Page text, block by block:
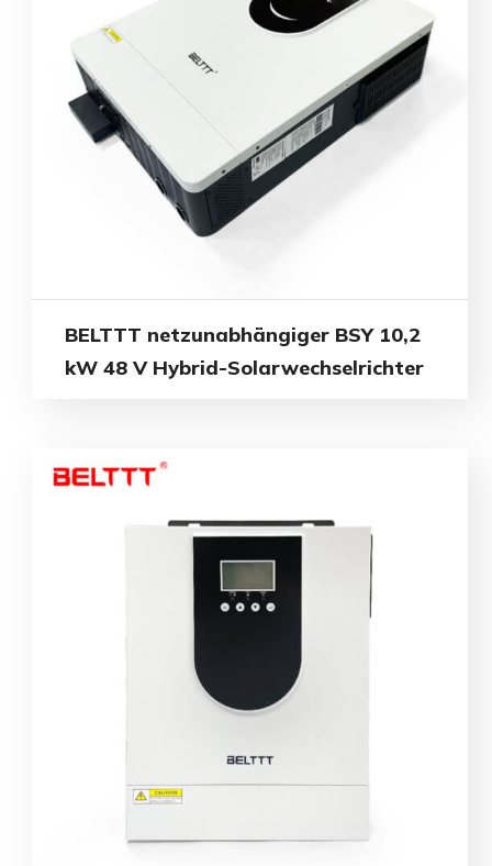
BELTTT netzunabhängiger BSY 10,2
kW 48 V Hybrid-Solarwechselrichter